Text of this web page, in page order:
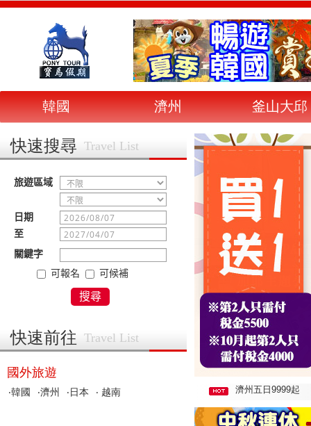
韓國 濟州 釜山大邱
快速搜尋 Travel List
快速前往 Travel List
國外旅遊
‧韓國 ‧濟州 ‧日本 ‧ 越南 濟州五日9999起